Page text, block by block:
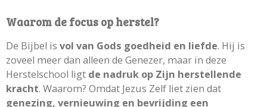
Waarom de focus op herstel?
De Bijbel is vol van Gods goedheid en liefde. Hij is
zoveel meer dan alleen de Genezer, maar in deze
Herstelschool ligt de nadruk op Zijn herstellende
kracht. Waarom? Omdat Jezus Zelf liet zien dat
genezing, vernieuwing en bevrijding een